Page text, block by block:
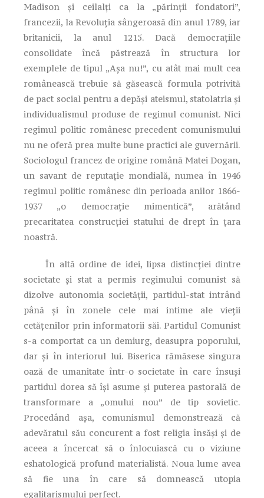
Madison şi ceilalţi ca la „părinţii fondatori”,
francezii, la Revoluţia sângeroasă din anul 1789, iar
britanicii, la anul 1215. Dacă democraţiile
consolidate încă păstrează în structura lor
exemplele de tipul „Aşa nu!”, cu atât mai mult cea
românească trebuie să găsească formula potrivită
de pact social pentru a depăşi ateismul, statolatria şi
individualismul produse de regimul comunist. Nici
regimul politic românesc precedent comunismului
nu ne oferă prea multe bune practici ale guvernării.
Sociologul francez de origine română Matei Dogan,
un savant de reputaţie mondială, numea în 1946
regimul politic românesc din perioada anilor 1866-
1937 „o democraţie mimentică”, arătând
precaritatea construcţiei statului de drept în ţara
noastră.
În altă ordine de idei, lipsa distincţiei dintre
societate şi stat a permis regimului comunist să
dizolve autonomia societăţii, partidul-stat intrând
până şi în zonele cele mai intime ale vieţii
cetăţenilor prin informatorii săi. Partidul Comunist
s-a comportat ca un demiurg, deasupra poporului,
dar şi în interiorul lui. Biserica rămăsese singura
oază de umanitate într-o societate în care însuşi
partidul dorea să îşi asume şi puterea pastorală de
transformare a „omului nou” de tip sovietic.
Procedând aşa, comunismul demonstrează că
adevăratul său concurent a fost religia însăşi şi de
aceea a încercat să o înlocuiască cu o viziune
eshatologică profund materialistă. Noua lume avea
să fie una în care să domnească utopia
egalitarismului perfect.